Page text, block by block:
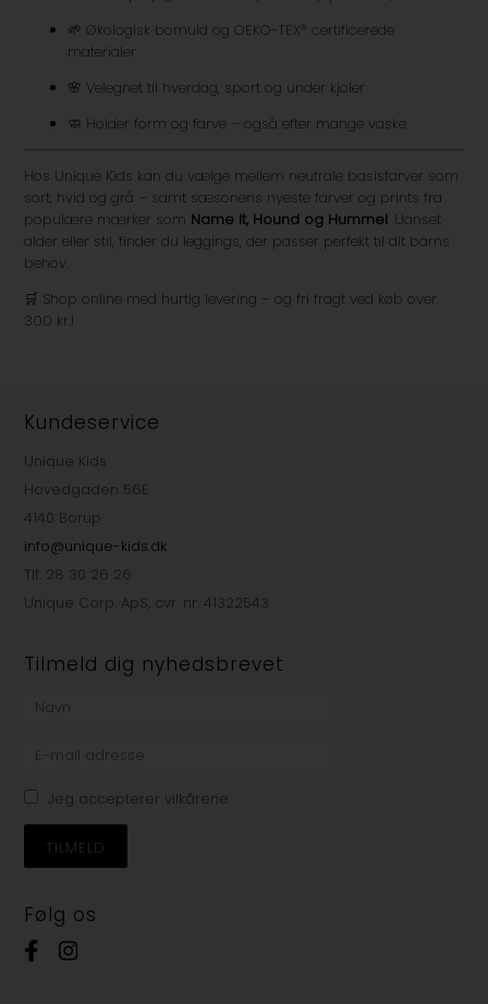
🌱 Økologisk bomuld og OEKO-TEX® certificerede
materialer
🌸 Velegnet til hverdag, sport og under kjoler
🧼 Holder form og farve – også efter mange vaske
Hos Unique Kids kan du vælge mellem neutrale basisfarver som
sort, hvid og grå – samt sæsonens nyeste farver og prints fra
populære mærker som Name It, Hound og Hummel . Uanset
alder eller stil, finder du leggings, der passer perfekt til dit barns
behov.
🛒 Shop online med hurtig levering – og fri fragt ved køb over
300 kr.!
Kundeservice
Unique Kids
Hovedgaden 56E
4140 Borup
info@unique-kids.dk
Tlf. 28 30 26 26
Unique Corp. ApS, cvr. nr. 41322543
Tilmeld dig nyhedsbrevet
Jeg accepterer vilkårene
Følg os